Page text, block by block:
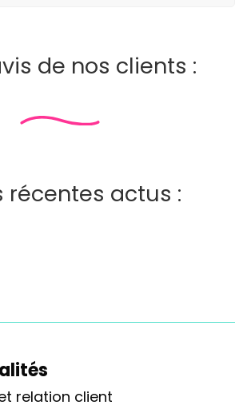
de nos clients :
récentes actus :
relation client